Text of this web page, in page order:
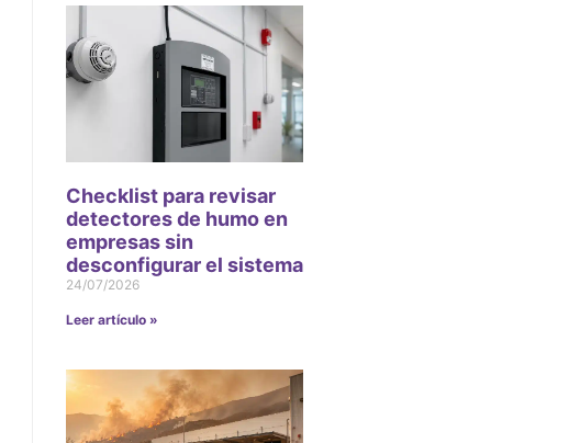
Checklist para revisar
detectores de humo en
empresas sin
desconfigurar el sistema
24/07/2026
Leer artículo »